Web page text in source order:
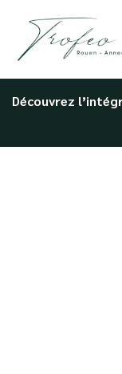
Découvrez